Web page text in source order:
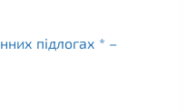
підлогах * –